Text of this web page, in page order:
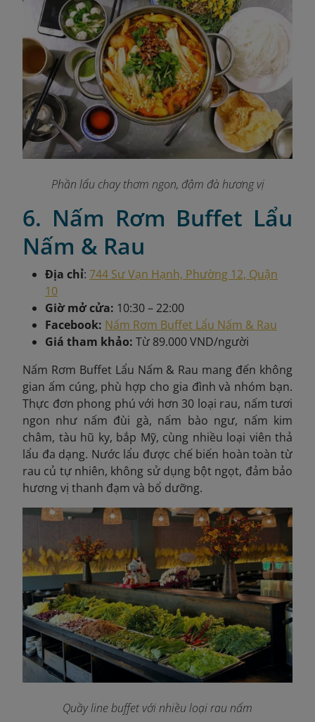
Phần lẩu chay thơm ngon, đậm đà hương vị
6. Nấm Rơm Buffet Lẩu
Nấm & Rau
Địa chỉ: 744 Sư Vạn Hạnh, Phường 12, Quận
10
Giờ mở cửa: 10:30 – 22:00
Facebook: Nấm Rơm Buffet Lẩu Nấm & Rau
Giá tham khảo: Từ 89.000 VND/người
Nấm Rơm Buffet Lẩu Nấm & Rau mang đến không
gian ấm cúng, phù hợp cho gia đình và nhóm bạn.
Thực đơn phong phú với hơn 30 loại rau, nấm tươi
ngon như nấm đùi gà, nấm bào ngư, nấm kim
châm, tàu hũ ky, bắp Mỹ, cùng nhiều loại viên thả
lẩu đa dạng. Nước lẩu được chế biến hoàn toàn từ
rau củ tự nhiên, không sử dụng bột ngọt, đảm bảo
hương vị thanh đạm và bổ dưỡng.
Quầy line buffet với nhiều loại rau nấm